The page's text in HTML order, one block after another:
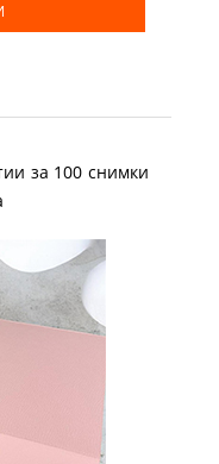
за 100 снимки